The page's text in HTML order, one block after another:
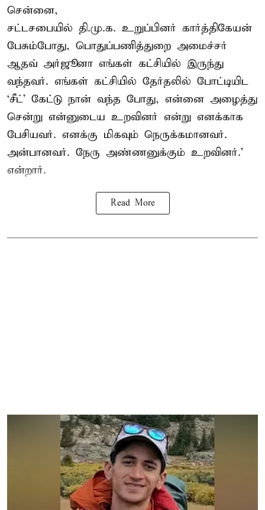
சென்னை,
சட்டசபையில் தி.மு.க. உறுப்பினர் கார்த்திகேயன்
பேசும்போது, பொதுப்பணித்துறை அமைச்சர்
ஆதவ் அர்ஜூனா எங்கள் கட்சியில் இருந்து
வந்தவர். எங்கள் கட்சியில் தேர்தலில் போட்டியிட
‘சீட்’ கேட்டு நான் வந்த போது, என்னை அழைத்து
சென்று என்னுடைய உறவினர் என்று எனக்காக
பேசியவர். எனக்கு மிகவும் நெருக்கமானவர்.
அன்பானவர். நேரு அண்ணனுக்கும் உறவினர்.’
என்றார்.
Read More